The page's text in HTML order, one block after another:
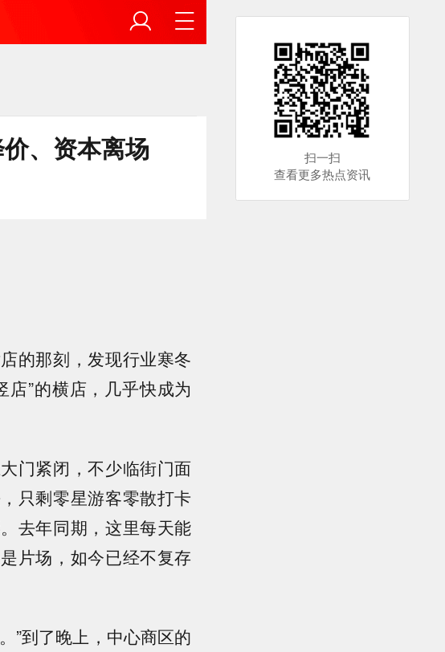
、资本离场
的那刻，发现行业寒冬
”的横店，几乎快成为
门紧闭，不少临街门面
只剩零星游客零散打卡
去年同期，这里每天能
片场，如今已经不复存
”到了晚上，中心商区的
扫一扫
查看更多热点资讯